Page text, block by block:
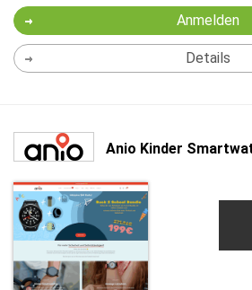
Anmelden
Details
Anio Kinder